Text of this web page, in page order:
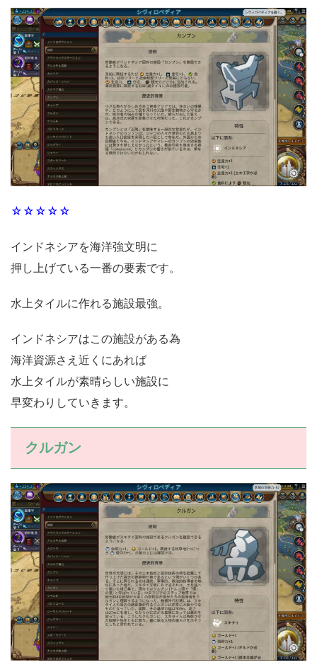
☆☆☆☆☆
インドネシアを海洋強文明に
押し上げている一番の要素です。
水上タイルに作れる施設最強。
インドネシアはこの施設がある為
海洋資源さえ近くにあれば
水上タイルが素晴らしい施設に
早変わりしていきます。
クルガン